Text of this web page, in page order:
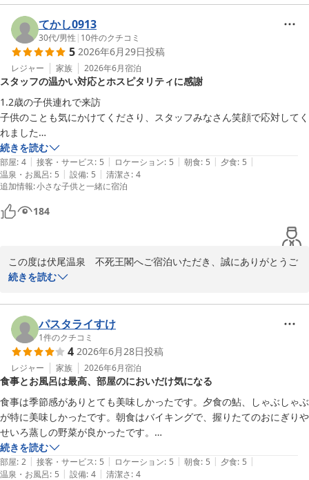
た。
友達もお宿全てに大変気に入ったらしく、また泊まりに来ようねと約束
しました(^^)
心身ともに癒され、旅を満喫できました。また絶対行きます！
温泉や当館自慢のお食事、そしてエステでのマッサージと、心身と
もにリフレッシュしていただけたご様子を伺い、大変嬉しく存じま
す。ご友人様にも喜んでいただけたとのこと、私共にとっても大き
な励みとなります。
また、スタッフの対応につきましても温かいお言葉をいただき、心
より感謝申し上げます。お食事の際のお写真撮影など、お客様の思
い出作りのお手伝いができたこと、大変光栄に存じます。
当館は大阪市内から車で30分。大阪空港より車で２０分。阪急池田
駅より車で10分。送迎あり。詳しくはお問い合わせください。とな
っており、電車でお越しのお客様にも快適にご利用いただけるよう
努めております。送迎バスもお役に立てたようで何よりでございま
す。
「また泊まりに来よう」というお約束をしていただけたとのこと、
スタッフ一同、そのお言葉を何よりの喜びと感じております。次回
お越しいただいた際にも、さらにご満足いただけるよう、いただい
た貴重なご意見を今後のサービス向上に活かしてまいります。
伏尾温泉　不死王閣　スタッフ一同
伏尾温泉 不死王閣
2026-06-30
てかし0913
30代/男性 | 10件のクチコミ
5 2026年6月29日投稿
レジャー 家族 2026年6月宿泊
スタッフの温かい対応とホスピタリティに感謝
1.2歳の子供連れで来訪
子供のことも気にかけてくださり、スタッフみなさん笑顔で応対してく
れました
バイトの食事どころの男の子も慣れないながらも子供の相手してくださ
ってありがとうございました
施設は古めかさはあるものの、不潔感はいっさい感じず
ホスピタリティ溢れるいいホテルでした
決して安くはないですが、アクセス分加味したら安いかな？
夏のプールの時期にまた行きたいです
続きを読む
部屋: 4 | 接客・サービス: 5 | ロケーション: 5 | 朝食: 5 | 夕食: 5 |
温泉・お風呂: 5 | 設備: 5 | 清潔さ: 4
追加情報:小さな子供と一緒に宿泊
184
この度は伏尾温泉　不死王閣へご宿泊いただき、誠にありがとうご
ざいました。
深いものとなりましたこと、スタッフ一同大変嬉しく拝読いたしま
した。
お食事処のスタッフへも温かいお言葉をいただき、本人も大変励み
になると存じます。施設につきましては歴史もございますが、清潔
感を保つことは何より大切にしておりますので、そのようにおっし
ゃっていただけて安心いたしました。
また、アクセス面でもご評価をいただきありがとうございます。大
阪市内から車で30分。大阪空港より車で２０分。阪急池田駅より車
で10分。送迎あり。詳しくはお問い合わせください。
続きを読む
パスタライすけ
1件のクチコミ
4 2026年6月28日投稿
レジャー 家族 2026年6月宿泊
食事とお風呂は最高、部屋のにおいだけ気になる
食事は季節感がありとても美味しかったです。夕食の鮎、しゃぶしゃぶ
が特に美味しかったです。朝食はバイキングで、握りたてのおにぎりや
せいろ蒸しの野菜が良かったです。
お風呂も広くて綺麗です。シャンプーバーがユニーク。サウナや露天風
呂も楽しめます。
続きを読む
部屋: 2 | 接客・サービス: 5 | ロケーション: 5 | 朝食: 5 | 夕食: 5 |
温泉・お風呂: 5 | 設備: 4 | 清潔さ: 4